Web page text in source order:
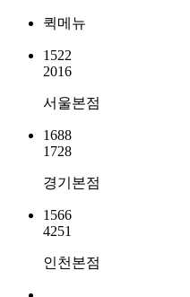
퀵메뉴
1522
2016
서울본점
1688
1728
경기본점
1566
4251
인천본점